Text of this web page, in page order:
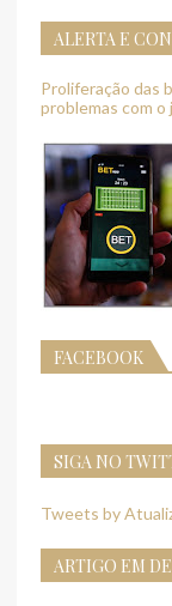
ALERTA E
Proliferação das
problemas com o
FACEBOOK
SIGA NO
Tweets by
ARTIGO EM